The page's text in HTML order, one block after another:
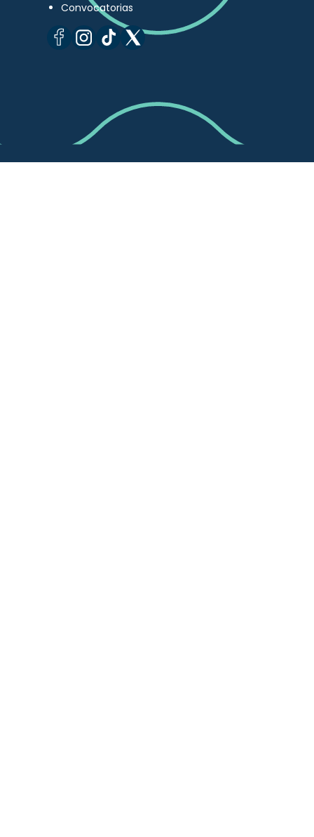
Convocatorias